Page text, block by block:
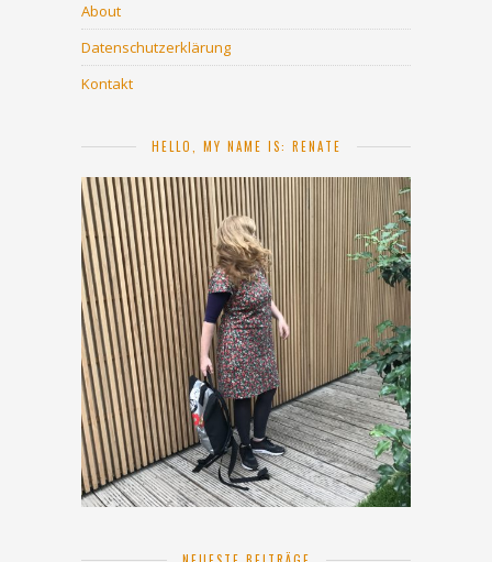
About
Datenschutzerklärung
Kontakt
HELLO, MY NAME IS: RENATE